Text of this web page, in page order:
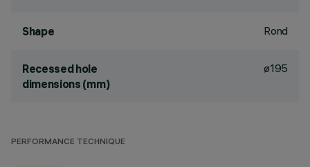
Shape Rond
Recessed hole
dimensions (mm)
ø195
PERFORMANCE TECHNIQUE